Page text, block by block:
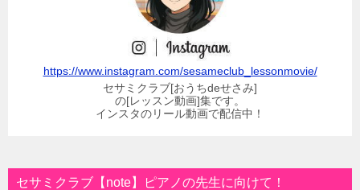
https://www.instagram.com/sesameclub_lessonmovie/
セサミクラブ[おうちdeせさみ]
の[レッスン動画]集です。
インスタのリール動画で配信中！
セサミクラブ【note】ピアノの先生に向けて！